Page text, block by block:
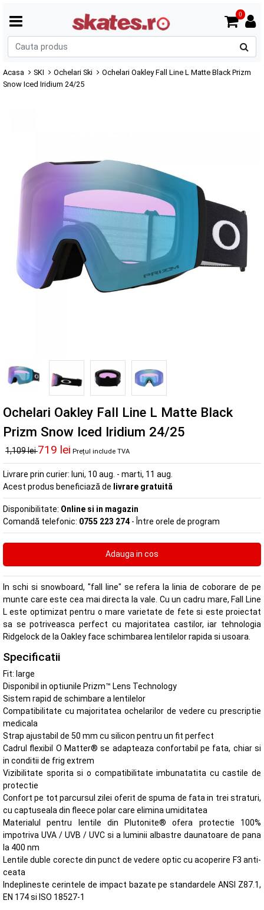
0
Acasa SKI Ochelari Ski
Ochelari Oakley Fall Line L Matte Black Prizm
Snow Iced Iridium 24/25
Ochelari Oakley Fall Line L Matte Black
Prizm Snow Iced Iridium 24/25
1,109 lei719 lei Prețul include TVA
Livrare prin curier: luni, 10 aug. - marti, 11 aug.
Acest produs beneficiază de livrare gratuită
Disponibilitate: Online si in magazin
Comandă telefonic: 0755 223 274 - Între orele de program
In schi si snowboard, "fall line" se refera la linia de coborare de pe
munte care este cea mai directa la vale. Cu un cadru mare, Fall Line
L este optimizat pentru o mare varietate de fete si este proiectat
sa se potriveasca perfect cu majoritatea castilor, iar tehnologia
Ridgelock de la Oakley face schimbarea lentilelor rapida si usoara.
Specificatii
Fit: large
Disponibil in optiunile Prizm™ Lens Technology
Sistem rapid de schimbare a lentilelor
Compatibilitate cu majoritatea ochelarilor de vedere cu prescriptie
medicala
Strap ajustabil de 50 mm cu silicon pentru un fit perfect
Cadrul flexibil O Matter® se adapteaza confortabil pe fata, chiar si
in conditii de frig extrem
Vizibilitate sporita si o compatibilitate imbunatatita cu castile de
protectie
Confort pe tot parcursul zilei oferit de spuma de fata in trei straturi,
cu captuseala din fleece polar care elimina umiditatea
Materialul pentru lentile din Plutonite® ofera protectie 100%
impotriva UVA / UVB / UVC si a luminii albastre daunatoare de pana
la 400 nm
Lentile duble corecte din punct de vedere optic cu acoperire F3 anti-
ceata
Indeplineste cerintele de impact bazate pe standardele ANSI Z87.1,
EN 174 si ISO 18527-1